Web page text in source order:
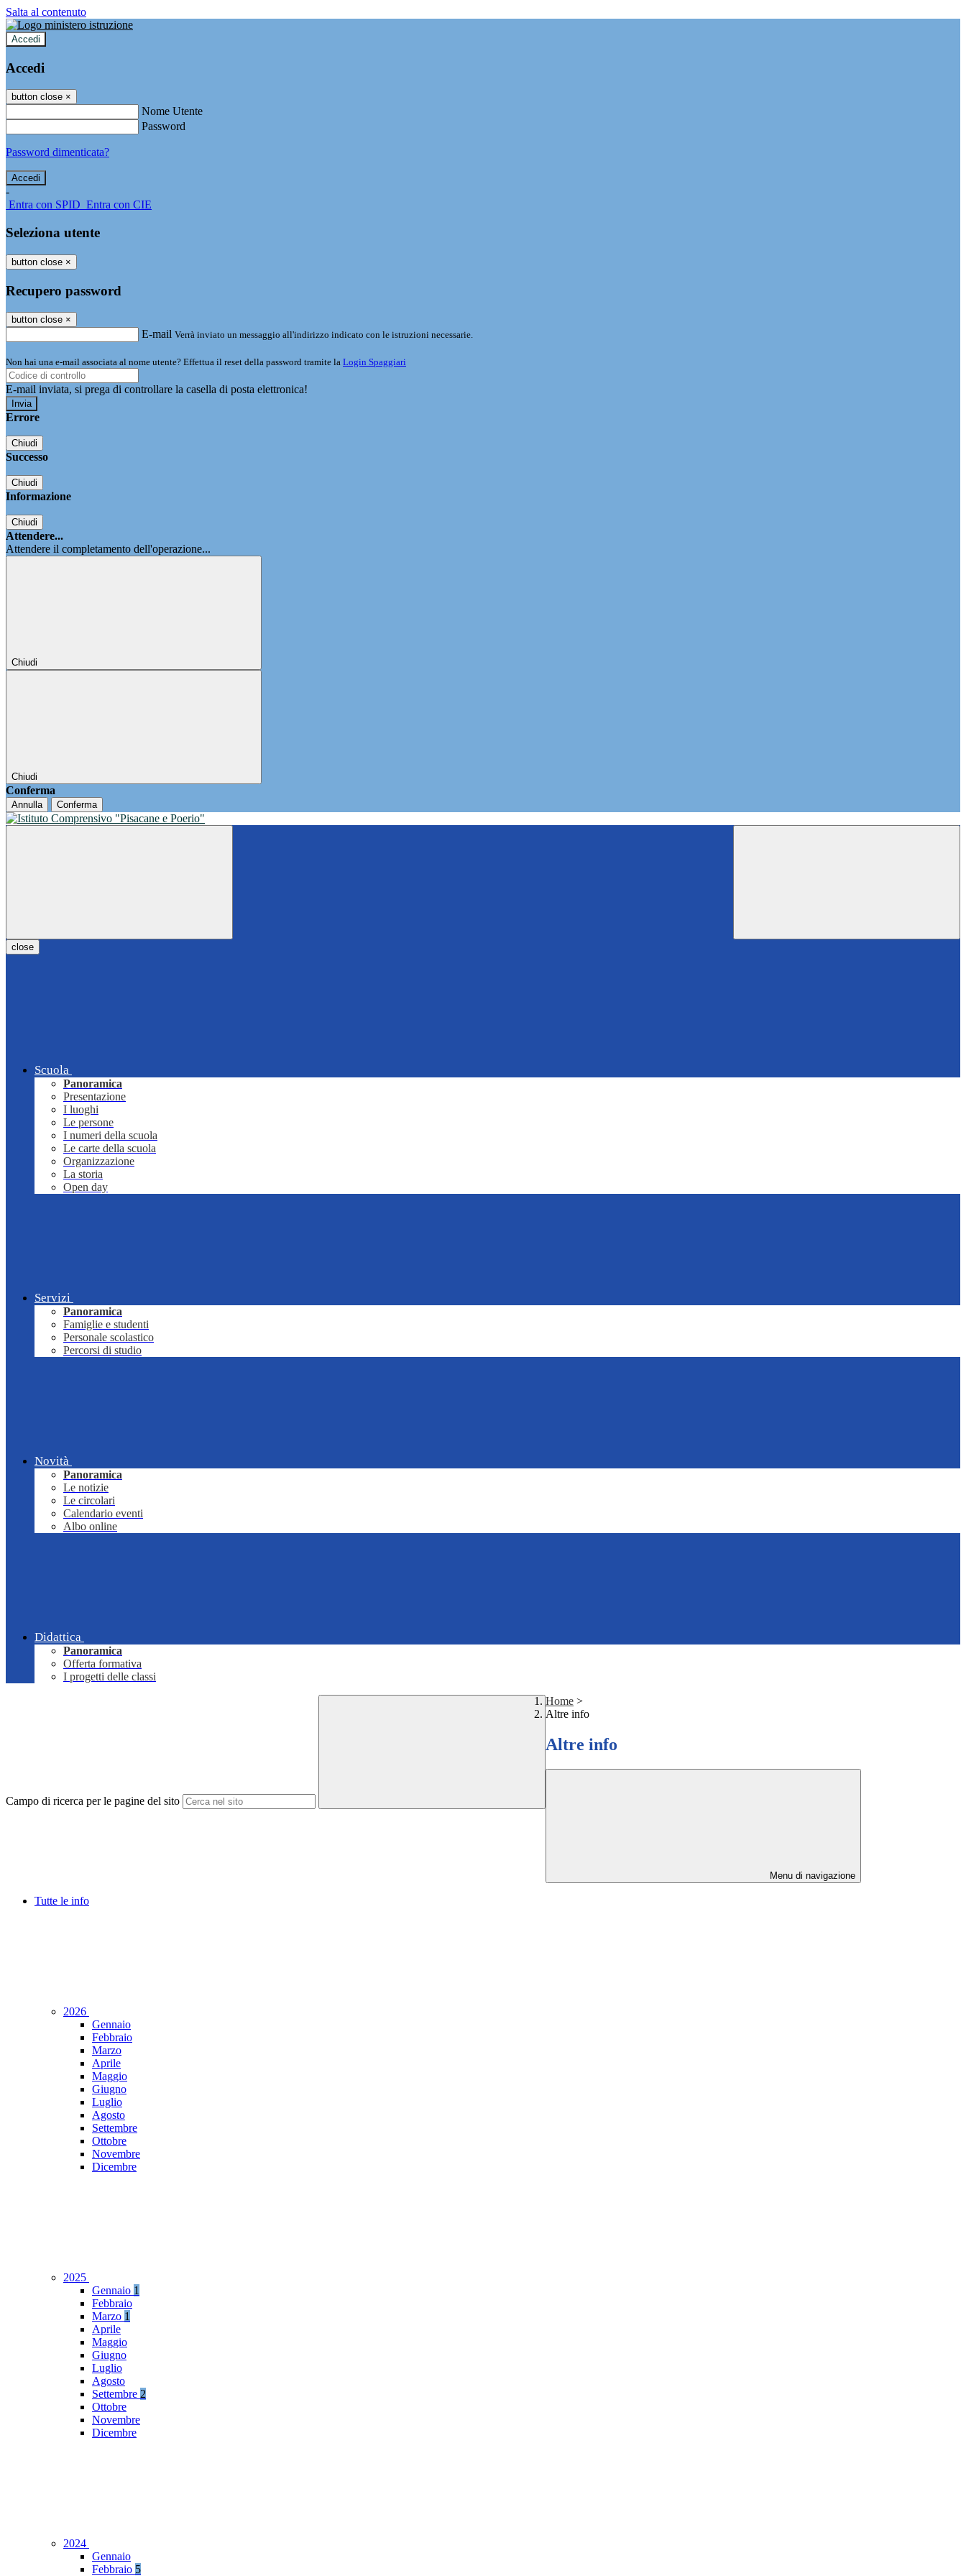
Salta al contenuto
Accedi
Accedi
button close ×
Nome Utente
Password
Password dimenticata?
-
Entra con SPID Entra con CIE
Seleziona utente
button close ×
Recupero password
button close ×
E-mail Verrà inviato un messaggio all'indirizzo indicato con le istruzioni necessarie.
Non hai una e-mail associata al nome utente? Effettua il reset della password tramite la Login Spaggiari
E-mail inviata, si prega di controllare la casella di posta elettronica!
Errore
Chiudi
Successo
Chiudi
Informazione
Chiudi
Attendere...
Attendere il completamento dell'operazione...
Chiudi
Chiudi
Conferma
Annulla Conferma
close
Scuola
Panoramica
Presentazione
I luoghi
Le persone
I numeri della scuola
Le carte della scuola
Organizzazione
La storia
Open day
Servizi
Panoramica
Famiglie e studenti
Personale scolastico
Percorsi di studio
Novità
Panoramica
Le notizie
Le circolari
Calendario eventi
Albo online
Didattica
Panoramica
Offerta formativa
I progetti delle classi
Campo di ricerca per le pagine del sito
Home >
Altre info
Altre info
Menu di navigazione
Tutte le info
2026
Gennaio
Febbraio
Marzo
Aprile
Maggio
Giugno
Luglio
Agosto
Settembre
Ottobre
Novembre
Dicembre
2025
Gennaio 1
Febbraio
Marzo 1
Aprile
Maggio
Giugno
Luglio
Agosto
Settembre 2
Ottobre
Novembre
Dicembre
2024
Gennaio
Febbraio 5